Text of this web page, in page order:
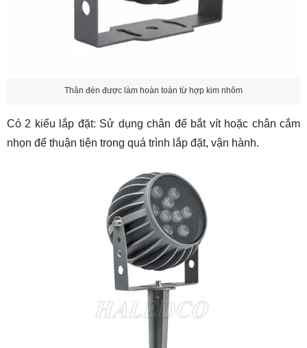
Thân đèn được làm hoàn toàn từ hợp kim nhôm
Có 2 kiểu lắp đặt: Sử dụng chân đế bắt vít hoặc chân cắm
nhọn để thuận tiện trong quá trình lắp đặt, vận hành.